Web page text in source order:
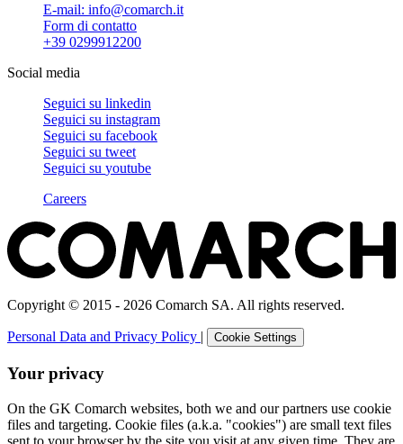
E-mail: info@comarch.it
Form di contatto
+39 0299912200
Social media
Seguici su linkedin
Seguici su instagram
Seguici su facebook
Seguici su tweet
Seguici su youtube
Careers
Copyright © 2015 - 2026 Comarch SA. All rights reserved.
Personal Data and Privacy Policy Cookie Settings
Your privacy
On the GK Comarch websites, both we and our partners use cookie
files and targeting. Cookie files (a.k.a. "cookies") are small text files
sent to your browser by the site you visit at any given time. They are